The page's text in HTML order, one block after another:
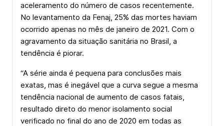
aceleramento do número de casos recentemente.
No levantamento da Fenaj, 25% das mortes haviam
ocorrido apenas no mês de janeiro de 2021. Com o
agravamento da situação sanitária no Brasil, a
tendência é piorar.
“A série ainda é pequena para conclusões mais
exatas, mas é inegável que a curva segue a mesma
tendência nacional de aumento de casos fatais,
resultado direto do menor isolamento social
verificado no final do ano de 2020 em todas as